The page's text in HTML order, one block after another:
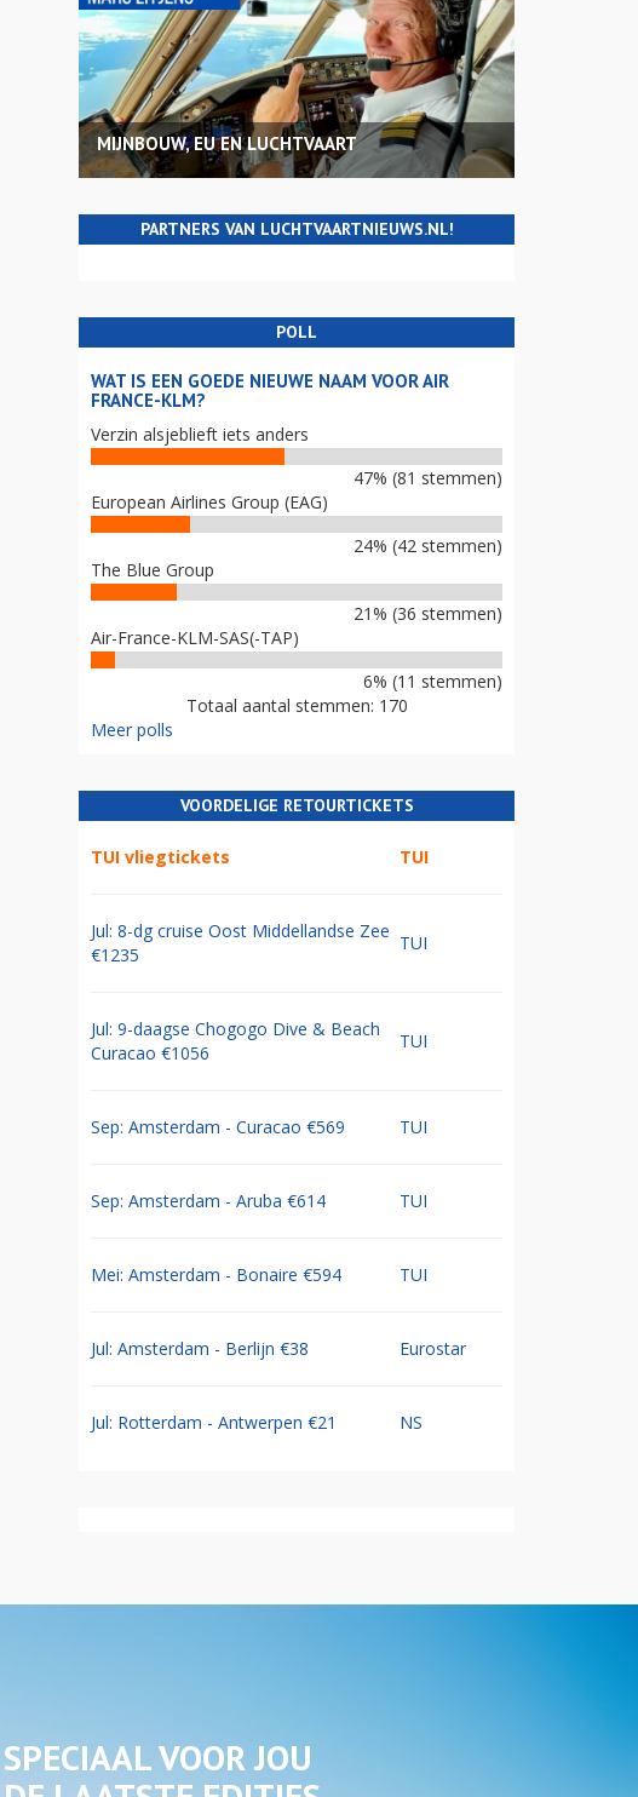
MIJNBOUW, EU EN LUCHTVAART
PARTNERS VAN LUCHTVAARTNIEUWS.NL!
POLL
WAT IS EEN GOEDE NIEUWE NAAM VOOR AIR
FRANCE-KLM?
Verzin alsjeblieft iets anders
47% (81 stemmen)
European Airlines Group (EAG)
24% (42 stemmen)
The Blue Group
21% (36 stemmen)
Air-France-KLM-SAS(-TAP)
6% (11 stemmen)
Totaal aantal stemmen: 170
Meer polls
VOORDELIGE RETOURTICKETS
TUI vliegtickets TUI
Jul: 8-dg cruise Oost Middellandse Zee
€1235
TUI
Jul: 9-daagse Chogogo Dive & Beach
Curacao €1056
TUI
Sep: Amsterdam - Curacao €569 TUI
Sep: Amsterdam - Aruba €614 TUI
Mei: Amsterdam - Bonaire €594 TUI
Jul: Amsterdam - Berlijn €38 Eurostar
Jul: Rotterdam - Antwerpen €21 NS
SPECIAAL VOOR JOU